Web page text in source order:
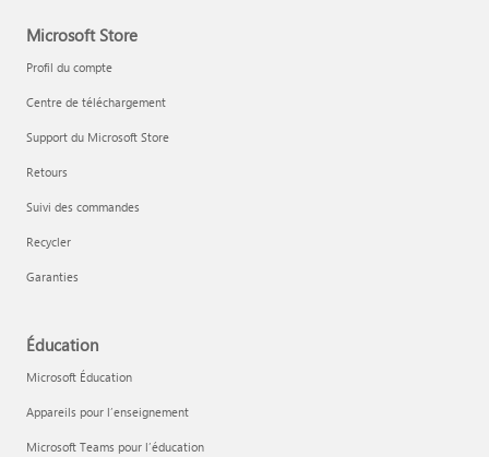
Microsoft Store
Profil du compte
Centre de téléchargement
Support du Microsoft Store
Retours
Suivi des commandes
Recycler
Garanties
Éducation
Microsoft Éducation
Appareils pour l’enseignement
Microsoft Teams pour l’éducation